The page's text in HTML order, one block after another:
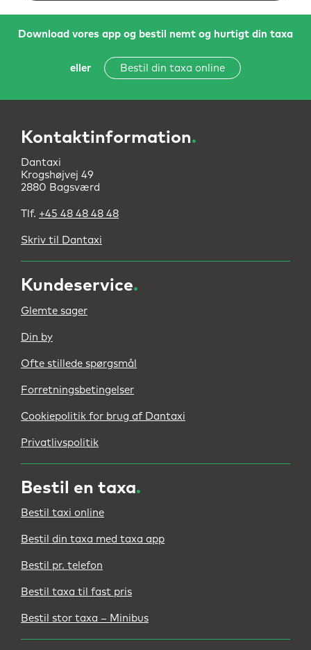
Download vores app og bestil nemt og hurtigt din taxa
eller Bestil din taxa online
Kontaktinformation.
Dantaxi
Krogshøjvej 49
2880 Bagsværd
Tlf. +45 48 48 48 48
Skriv til Dantaxi
Kundeservice.
Glemte sager
Din by
Ofte stillede spørgsmål
Forretningsbetingelser
Cookiepolitik for brug af Dantaxi
Privatlivspolitik
Bestil en taxa.
Bestil taxi online
Bestil din taxa med taxa app
Bestil pr. telefon
Bestil taxa til fast pris
Bestil stor taxa – Minibus